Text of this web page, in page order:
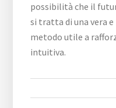
possibilità che il
si tratta di una vera
metodo utile a
intuitiva.